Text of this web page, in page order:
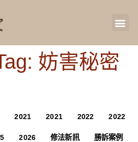
妨害秘密
2021 2021 2022 2022
2026 修法新訊 勝訴案例